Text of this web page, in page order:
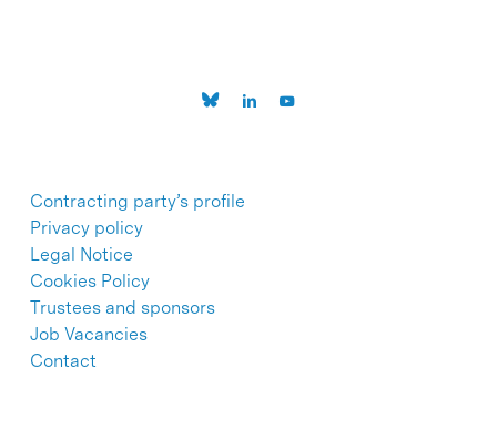
Contracting party’s profile
Privacy policy
Legal Notice
Cookies Policy
Trustees and sponsors
Job Vacancies
Contact